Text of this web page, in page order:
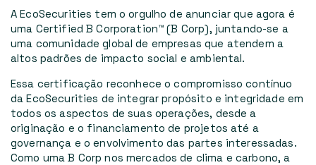
A EcoSecurities tem o orgulho de anunciar que agora é
uma Certified B Corporation™ (B Corp), juntando-se a
uma comunidade global de empresas que atendem a
altos padrões de impacto social e ambiental.
Essa certificação reconhece o compromisso contínuo
da EcoSecurities de integrar propósito e integridade em
todos os aspectos de suas operações, desde a
originação e o financiamento de projetos até a
governança e o envolvimento das partes interessadas.
Como uma B Corp nos mercados de clima e carbono, a